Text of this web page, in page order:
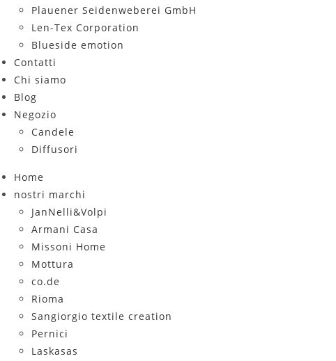
Plauener Seidenweberei GmbH
Len-Tex Corporation
Blueside emotion
Contatti
Chi siamo
Blog
Negozio
Candele
Diffusori
Home
nostri marchi
JanNelli&Volpi
Armani Casa
Missoni Home
Mottura
co.de
Rioma
Sangiorgio textile creation
Pernici
Laskasas